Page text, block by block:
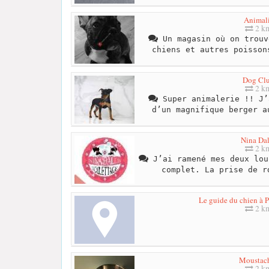
2
Un magasin où on
chiens et autres
Dog
2
Super animalerie !!
d’un magnifique
Nina
2
J’ai ramené mes deux
complet. La prise de
Le guide du chien à
2